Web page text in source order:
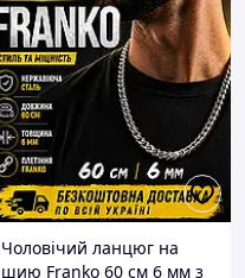
Чоловічий ланцюг на
шию Franko 60 см 6 мм з